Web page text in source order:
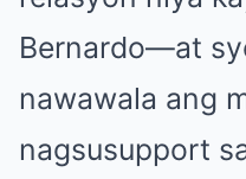
Bernardo—at
nawawala ang
nagsusupport